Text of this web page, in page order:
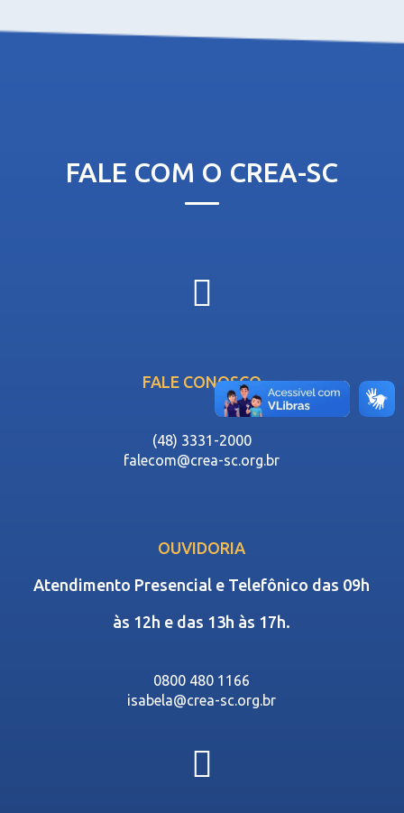
FALE COM O CREA-SC
FALE CONOSCO
(48) 3331-2000
falecom@crea-sc.org.br
OUVIDORIA
Atendimento Presencial e Telefônico das 09h
às 12h e das 13h às 17h.
0800 480 1166
isabela@crea-sc.org.br